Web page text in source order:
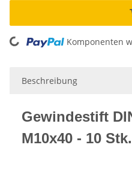
Loading... Komponenten
Beschreibung
Gewindestift
M10x40 - 10 Stk.